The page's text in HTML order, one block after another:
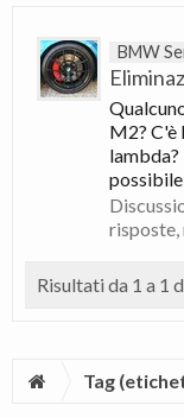
BMW
M2? C'è
risposte,
Risultati da 1 a 1
Tag